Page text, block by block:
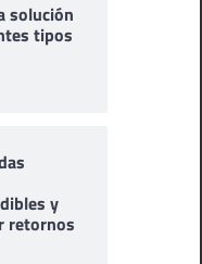
solución
tipos
y
retornos